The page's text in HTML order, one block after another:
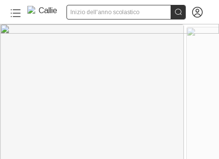
Inizio dell'anno scolastico  